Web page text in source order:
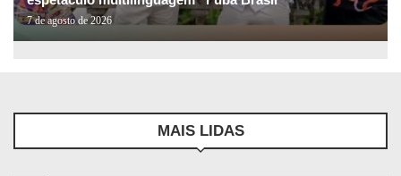
7 de agosto de 2026
MAIS LIDAS